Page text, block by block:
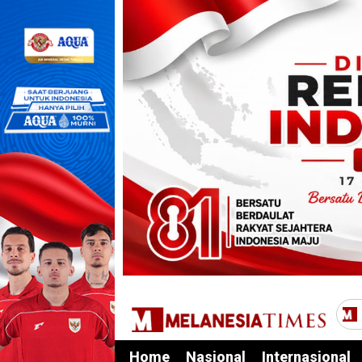
Home Nasional Internasional